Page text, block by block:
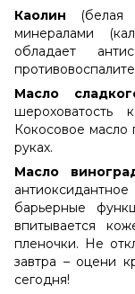
Каолин (белая
минералами
обладает
Масло
Кокосовое масло
руках.
Масло
барьерные
впитывается
пленочки. Не
завтра – оцени
сегодня!